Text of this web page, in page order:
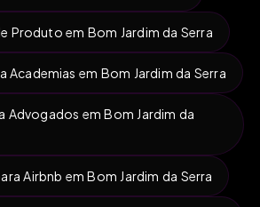
Produto em Bom Jardim da Serra
Academias em Bom Jardim da Serra
Advogados em Bom Jardim da
Airbnb em Bom Jardim da Serra